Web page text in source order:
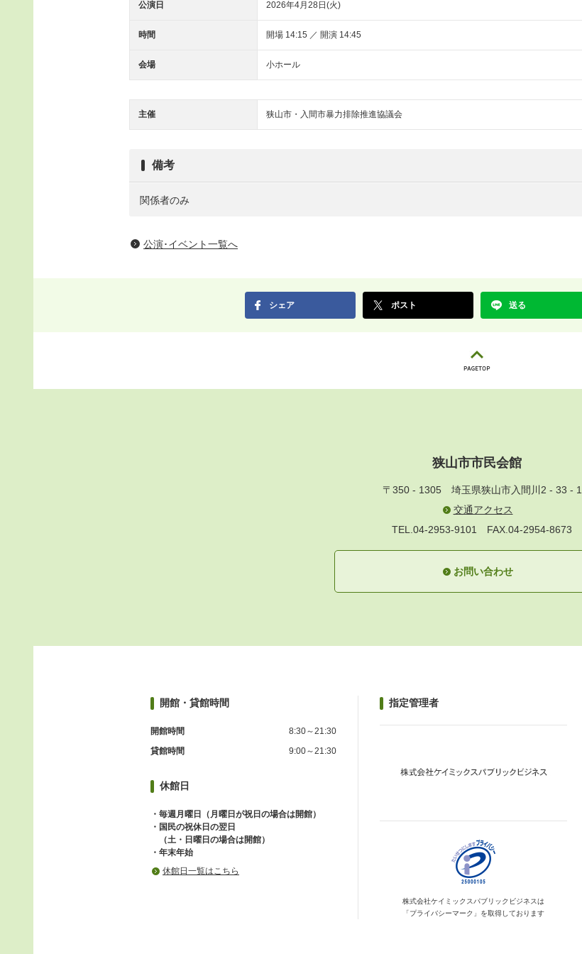
公演日 2026年4月28日(火)
時間 開場 14:15 ／ 開演 14:45
会場 小ホール
主催 狭山市・入間市暴力排除推進協議会
備考
関係者のみ
公演･イベント一覧へ
シェア ポスト 送る
狭山市市民会館
〒350 - 1305 埼玉県狭山市入間川2 - 33 - 1
交通アクセス
TEL.04-2953-9101 FAX.04-2954-8673
お問い合わせ
開館・貸館時間
開館時間
8:30～21:30
貸館時間
9:00～21:30
休館日
・毎週月曜日（月曜日が祝日の場合は開館）
・国民の祝休日の翌日
（土・日曜日の場合は開館）
・年末年始
休館日一覧はこちら
指定管理者
株式会社ケイミックスパブリックビジネスは
「プライバシーマーク」を取得しております